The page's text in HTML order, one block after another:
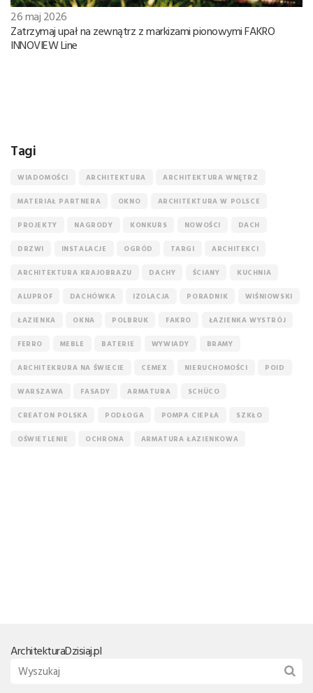
26 maj 2026
Zatrzymaj upał na zewnątrz z markizami pionowymi FAKRO
INNOVIEW Line
Tagi
WIADOMOŚCI ARCHITEKTURA ARCHITEKTURA WNĘTRZ
MATERIAŁ PARTNERA OKNO ARCHITEKTURA W POLSCE
PROJEKTY NAGRODY KONKURS NOWOŚCI DACH
DRZWI INSTALACJE OGRÓD TARGI ARCHITEKCI
ARCHITEKTURA KRAJOBRAZU DACHY ŚCIANY KUCHNIA
ALUPROF DACHÓWKA IZOLACJA PORADNIK WIŚNIOWSKI
ŁAZIENKA OKNA POLBRUK FAKRO ŁAZIENKA WYSTRÓJ
FERRO MEBLE BATERIE WYWIADY BRAMY
ARCHITEKRURA NA ŚWIECIE CEMEX NIERUCHOMOŚCI POID
WARSZAWA FASADY ARMATURA SCHÜCO
CREATON POLSKA PODŁOGA POMPA CIEPŁA SZKŁO
OŚWIETLENIE OCHRONA ARMATURA ŁAZIENKOWA
ArchitekturaDzisiaj.pl